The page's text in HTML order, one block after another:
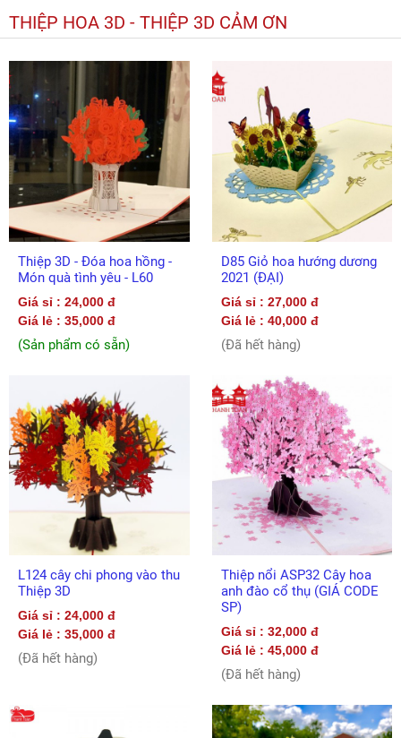
THIỆP HOA 3D - THIỆP 3D CẢM ƠN
Thiệp 3D - Đóa hoa hồng -
Món quà tình yêu - L60
Giá sỉ : 24,000 đ
Giá lẻ : 35,000 đ
(Sản phẩm có sẵn)
D85 Giỏ hoa hướng dương
2021 (ĐẠI)
Giá sỉ : 27,000 đ
Giá lẻ : 40,000 đ
(Đã hết hàng)
L124 cây chi phong vào thu
Thiệp 3D
Giá sỉ : 24,000 đ
Giá lẻ : 35,000 đ
(Đã hết hàng)
Thiệp nổi ASP32 Cây hoa
anh đào cổ thụ (GIÁ CODE
SP)
Giá sỉ : 32,000 đ
Giá lẻ : 45,000 đ
(Đã hết hàng)